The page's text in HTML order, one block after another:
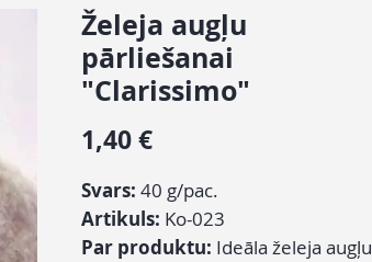
Želeja augļu
pārliešanai
"Clarissimo"
1,40 €Cena
Svars: 40 g/pac.
Artikuls: Ko-023
Par produktu: Ideāla želeja augļu